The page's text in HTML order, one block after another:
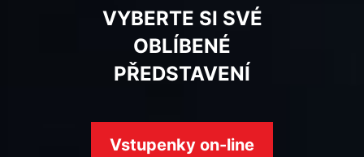
VYBERTE SI SVÉ
OBLÍBENÉ
PŘEDSTAVENÍ
Vstupenky on-line